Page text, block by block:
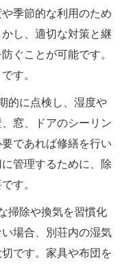
季節的な利用のため
し、適切な対策と継
ぐことが可能です。
す。
的に点検し、湿度や
窓、ドアのシーリン
であれば修繕を行い
管理するために、除
す。
掃除や換気を習慣化
場合、別荘内の湿気
です。家具や布団を